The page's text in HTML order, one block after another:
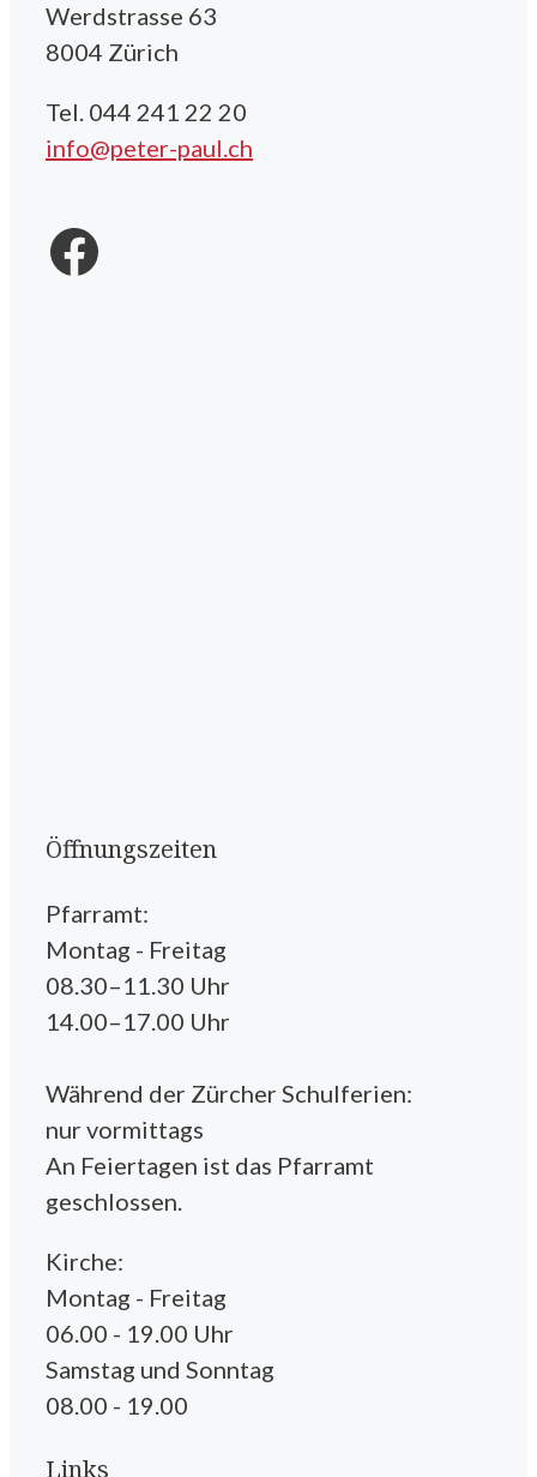
Werdstrasse 63
8004 Zürich
Tel. 044 241 22 20
info@peter-paul.ch
Facebook
Öffnungszeiten
Pfarramt:
Montag - Freitag
08.30–11.30 Uhr
14.00–17.00 Uhr
Während der Zürcher Schulferien:
nur vormittags
An Feiertagen ist das Pfarramt
geschlossen.
Kirche:
Montag - Freitag
06.00 - 19.00 Uhr
Samstag und Sonntag
08.00 - 19.00
Links